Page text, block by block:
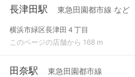
長津田駅 東急田園都市線 など
横浜市緑区長津田４丁目
このページの店舗から 168 m
田奈駅 東急田園都市線